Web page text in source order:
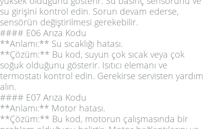
su girişini kontrol edin. Sorun devam ederse,
sensörün değiştirilmesi gerekebilir.
#### E06 Arıza Kodu
**Anlamı:** Su sıcaklığı hatası.
**Çözüm:** Bu kod, suyun çok sıcak veya çok
soğuk olduğunu gösterir. Isıtıcı elemanı ve
termostatı kontrol edin. Gerekirse servisten yardım
alın.
#### E07 Arıza Kodu
**Anlamı:** Motor hatası.
**Çözüm:** Bu kod, motorun çalışmasında bir